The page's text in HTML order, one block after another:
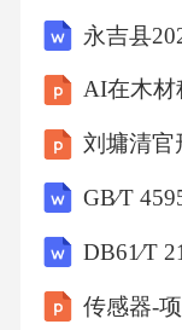
要使组成的三
小，应把1放
位。将两个
字可以排出4
则最大的三位
睛】本题考查
注意按一定的
AI在木材
刘墉清官
传感器-